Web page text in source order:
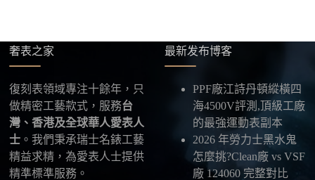
五、海外寄送說明
本店支援寄送至香港、澳門、台灣、欧美以及其他海
外地區，運費會依照目的地與物流方案另行報價，客
服在出貨前會跟您確認清楚。
最後：喜歡就別拖太久，有些熱門款現貨數量有
限，早一步確認，就能早一點戴上喜歡的腕錶。
奢表之家
復刻表領域專注十餘年，只
做精密工藝款式，服務台
灣、香港及全球華人愛表人
士 。我們秉承瑞士名錶工藝
精益求精，為愛表人士提供
精準標準服務。
最新发布博客
PPF廠江詩丹頓縱橫四
海4500V評測,頂級工廠
的最強運動表副本
2026 年勞力士黑水鬼
怎麼挑?Clean廠 vs VSF
廠 124060 完整對比